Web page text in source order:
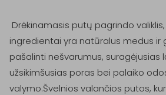
ingredientai yra natūralus medus ir
pašalinti nešvarumus, suragėjusias
užsikimšusias poras bei palaiko
valymo.Švelnios valančios putos,